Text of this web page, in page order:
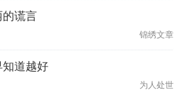
的谎言
锦绣文章
知道越好
为人处世